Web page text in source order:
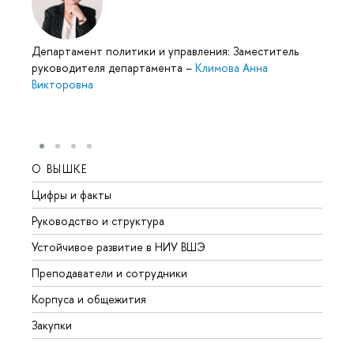
Департамент политики и управления: Заместитель
руководителя департамента – Климова Анна
Викторовна
О ВЫШКЕ
Цифры и факты
Руководство и структура
Устойчивое развитие в НИУ ВШЭ
Преподаватели и сотрудники
Корпуса и общежития
Закупки